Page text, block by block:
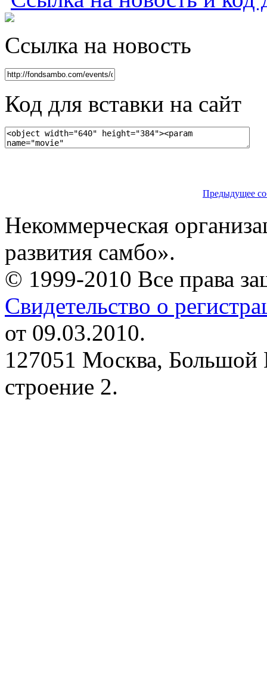
Ссылка на новость
Код для вставки на сайт
Предыдущее
Некоммерческая
развития самбо».
© 1999-2010 Все права
Свидетельство о
от 09.03.2010.
127051 Москва, Большой
строение 2.